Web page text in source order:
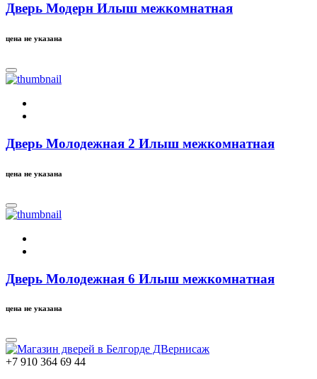
Дверь Модерн Илыш межкомнатная
цена не указана
Дверь Молодежная 2 Илыш межкомнатная
цена не указана
Дверь Молодежная 6 Илыш межкомнатная
цена не указана
+7 910 364 69 44